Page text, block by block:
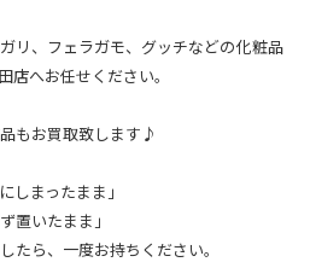
リ、フェラガモ、グッチなどの化粧品
店へお任せください。
もお買取致します♪
しまったまま」
置いたまま」
たら、一度お持ちください。